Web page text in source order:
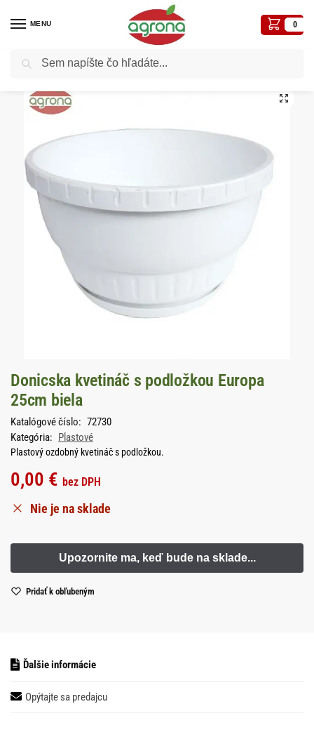
MENU 0
Domov Kvetináče, plôtiky, sadbovače, vázy, truhlíky...
Donicska kvetináč s podložkou Europa
25cm biela
Katalógové číslo: 72730
Kategória: Plastové
Plastový ozdobný kvetináč s podložkou.
0,00 € bez DPH
Nie je na sklade
Pridať k obľubeným
Ďalšie informácie
Opýtajte sa predajcu